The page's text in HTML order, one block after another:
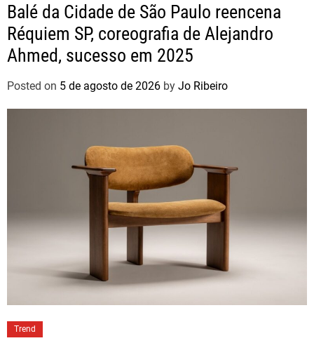
Balé da Cidade de São Paulo reencena
Réquiem SP, coreografia de Alejandro
Ahmed, sucesso em 2025
Posted on 5 de agosto de 2026 by Jo Ribeiro
Trend